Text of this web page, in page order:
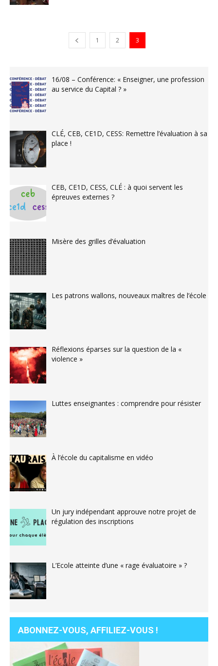
1 2 3
16/08 – Conférence: « Enseigner, une profession
au service du Capital ? »
CLÉ, CEB, CE1D, CESS: Remettre l’évaluation à sa
place !
CEB, CE1D, CESS, CLÉ : à quoi servent les
épreuves externes ?
Misère des grilles d’évaluation
Les patrons wallons, nouveaux maîtres de l’école
Réflexions éparses sur la question de la «
violence »
Luttes enseignantes : comprendre pour résister
À l’école du capitalisme en vidéo
Un jury indépendant approuve notre projet de
régulation des inscriptions
L’Ecole atteinte d’une « rage évaluatoire » ?
ABONNEZ-VOUS, AFFILIEZ-VOUS !